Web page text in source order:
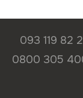
093 119 82
0800 305